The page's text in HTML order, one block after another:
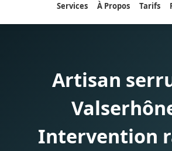
Services À Propos Tarifs
Artisan
Intervention